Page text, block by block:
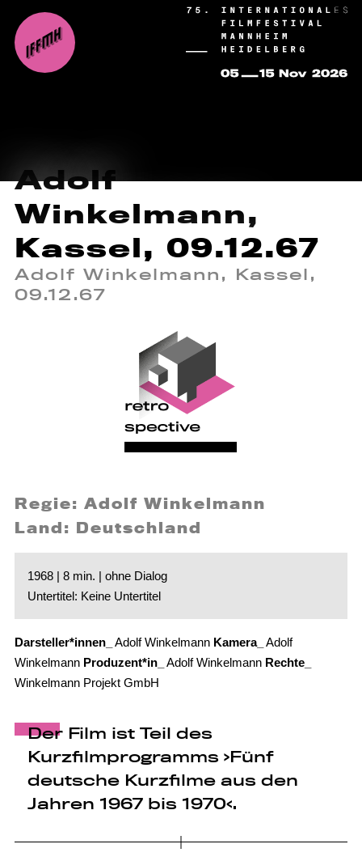
Adolf
Winkelmann,
Kassel, 09.12.67
Adolf Winkelmann, Kassel,
09.12.67
Regie: Adolf Winkelmann
Land: Deutschland
1968 | 8 min. | ohne Dialog
Untertitel: Keine Untertitel
Darsteller*innen_ Adolf Winkelmann Kamera_ Adolf
Winkelmann Produzent*in_ Adolf Winkelmann Rechte_
Winkelmann Projekt GmbH
Der Film ist Teil des
Kurzfilmprogramms ›Fünf
deutsche Kurzfilme aus den
Jahren 1967 bis 1970‹.